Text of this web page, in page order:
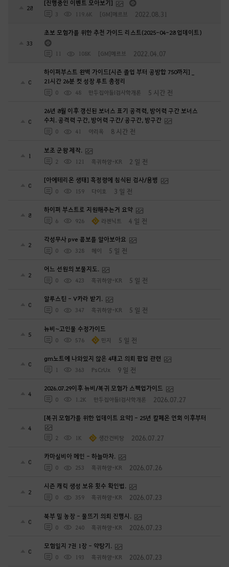
28
[진행중인 이벤트 모아보기]
3 119.6K [GM]메르브 2022.08.31
33
초보 모험가를 위한 추천 가이드 리스트(2025-04-28 업데이트)
11 108K [GM]메르브 2022.04.07
0
하이퍼부스트 완벽 가이드[시즌 졸업 부터 공방합 750까지] _
21시간 26분 컷 성장 루트 총정리
0 48 만두집아들I검사학개론 5 시간 전
0
26년 8월 이후 갱신된 보너스 표기 공격력, 방어력 구간 보너스
수치. 공격력 구간, 방어력 구간/ 공구간, 방구간
0 41 아리옥 8 시간 전
1
보조 군왕 제작.
2 121 흑귀하양-KR 2 일 전
0
[아에테리온 생태] 흑정령에 침식된 검사/용병
0 159 다이호 3 일 전
8
하이퍼 부스트로 지원해주는거 요약
6 926 라젠닉트 4 일 전
2
각성무사 pve 콤보를 알아보아요
0 328 헤이 5 일 전
2
어느 선원의 보물지도.
0 423 흑귀하양-KR 5 일 전
0
알루스틴 - V카라 받기.
0 347 흑귀하양-KR 5 일 전
5
뉴비~고인물 수정가이드
0 576 민지 5 일 전
0
gm노트에 나와있지 않은 4태고 의뢰 팝업 관련
1 363 PsCrUx 9 일 전
4
2026.07.29이후 뉴비/복귀 모험가 스펙업가이드
0 1.2K 만두집아들I검사학개론 2026.07.27
4
[복귀 모험가를 위한 업데이트 요약] - 25년 칼페온 연회 이후부터
2 1K 생간건비탕 2026.07.27
0
카마실비아 메인 - 하늘마차.
0 253 흑귀하양-KR 2026.07.26
2
시즌 캐릭 생성 보유 횟수 확인법.
0 359 흑귀하양-KR 2026.07.23
0
북부 밀 농장 - 물뜨기 의뢰 진행시.
0 240 흑귀하양-KR 2026.07.23
0
모험일지 7권 1장 - 약탕기.
0 193 흑귀하양-KR 2026.07.23